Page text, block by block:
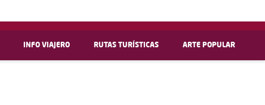
INFO VIAJERO RUTAS TURÍSTICAS ARTE POPULAR